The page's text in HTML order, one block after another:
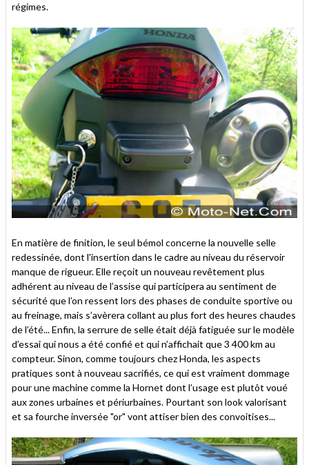
régimes.
En matière de finition, le seul bémol concerne la nouvelle selle
redessinée, dont l'insertion dans le cadre au niveau du réservoir
manque de rigueur. Elle reçoit un nouveau revêtement plus
adhérent au niveau de l’assise qui participera au sentiment de
sécurité que l’on ressent lors des phases de conduite sportive ou
au freinage, mais s’avèrera collant au plus fort des heures chaudes
de l’été... Enfin, la serrure de selle était déjà fatiguée sur le modèle
d’essai qui nous a été confié et qui n’affichait que 3 400 km au
compteur. Sinon, comme toujours chez Honda, les aspects
pratiques sont à nouveau sacrifiés, ce qui est vraiment dommage
pour une machine comme la Hornet dont l’usage est plutôt voué
aux zones urbaines et périurbaines. Pourtant son look valorisant
et sa fourche inversée "or" vont attiser bien des convoitises...